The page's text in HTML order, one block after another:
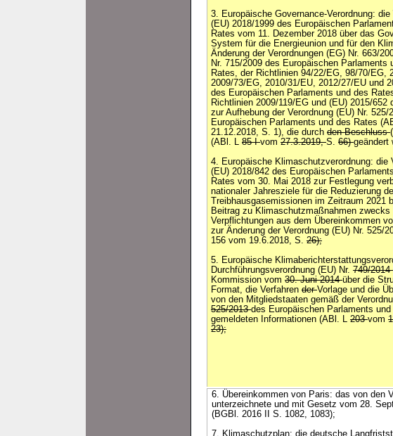
3. Europäische Governance-Verordnung: die
(EU) 2018/1999 des Europäischen
Rates vom 11. Dezember 2018 über das
System für die Energieunion und für den
Änderung der Verordnungen (EG) Nr. 663/
Nr. 715/2009 des Europäischen Parlaments
Rates, der Richtlinien 94/22/EG, 98/70/EG,
2009/73/EG, 2010/31/EU, 2012/27/EU und
des Europäischen Parlaments und des
Richtlinien 2009/119/EG und (EU) 2015/652
zur Aufhebung der Verordnung (EU) Nr. 525/
Europäischen Parlaments und des Rates
21.12.2018, S. 1), die durch den Beschluss
(ABl. L 85 Ivom 27.3.2019,S. 66)geändert
4. Europäische Klimaschutzverordnung: die
(EU) 2018/842 des Europäischen
Rates vom 30. Mai 2018 zur Festlegung
nationaler Jahresziele für die Reduzierung
Treibhausgasemissionen im Zeitraum 2021
Beitrag zu Klimaschutzmaßnahmen zwecks
Verpflichtungen aus dem Übereinkommen
zur Änderung der Verordnung (EU) Nr. 525/
156 vom 19.6.2018, S. 26);
5. Europäische
Durchführungsverordnung (EU) Nr. 749/2014
Kommission vom 30. Juni 2014über die
Format, die Verfahren derVorlage und die
von den Mitgliedstaaten gemäß der
525/2013des Europäischen Parlaments
gemeldeten Informationen (ABl. L 203vom
23);
6. Übereinkommen von Paris: das von den
unterzeichnete und mit Gesetz vom 28.
(BGBl. 2016 II S. 1082, 1083);
7. Klimaschutzplan: die deutsche